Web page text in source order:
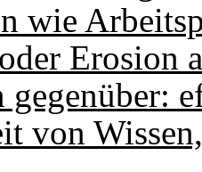
wie
Erosion
gegenüber:
von